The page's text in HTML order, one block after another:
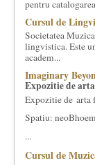
pentru
Cursul de
Societatea
lingvistica. Este
academ...
Imaginary
Expozitie de
Expozitie de arta
Spatiu:
...
Cursul de